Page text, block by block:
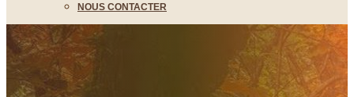
NOUS CONTACTER